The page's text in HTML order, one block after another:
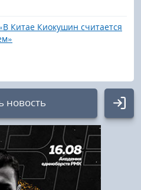
Китае Киокушин считается
новость